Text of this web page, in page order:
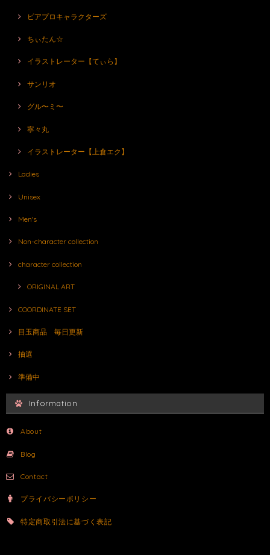
ピアプロキャラクターズ
ちぃたん☆
イラストレーター【てぃら】
サンリオ
グル〜ミ〜
寧々丸
イラストレーター【上倉エク】
Ladies
Unisex
Men's
Non-character collection
character collection
ORIGINAL ART
COORDINATE SET
目玉商品 毎日更新
抽選
準備中
Information
About
Blog
Contact
プライバシーポリシー
特定商取引法に基づく表記